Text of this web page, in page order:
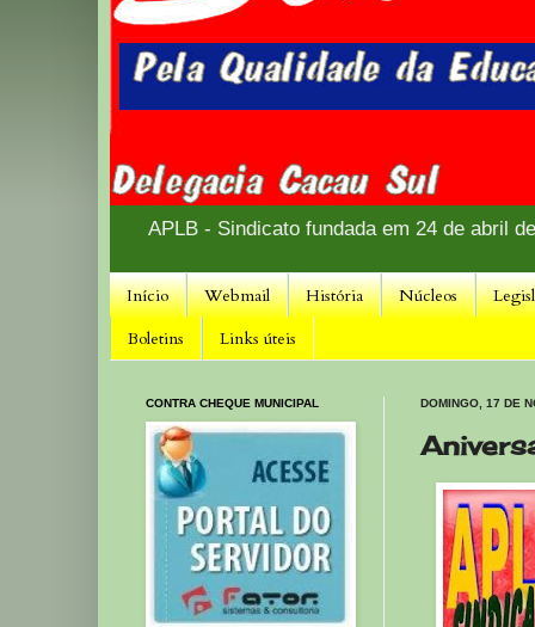
APLB - Sindicato fundada em 24 de abril
Início Webmail História Núcleos
Boletins
Links úteis
DOMINGO, 17 DE
CONTRA CHEQUE MUNICIPAL